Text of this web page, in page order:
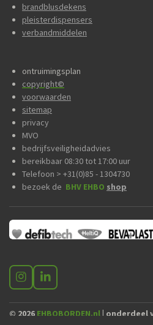
brandblusdekens
pleisterdispensers
verbandmiddelen
ontruimingsplan
copyright©
voorwaarden
sitemap
privacy
MVO
bedrijfsveiligheidadvies
bereikbaar 08:30 tot 17:00 uur
Telefoon > +31(0)85 - 1304730
bezoek de BHV EHBO shop
I
n
s
t
L
i
n
k
© 2026 EHBOBORDEN.nl | onderdeel